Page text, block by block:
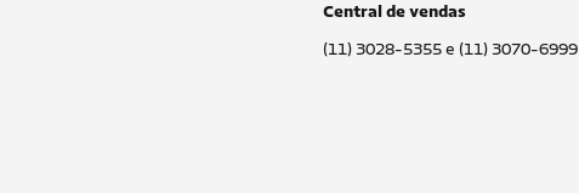
Central de vendas
(11) 3028-5355 e (11) 3070-6999